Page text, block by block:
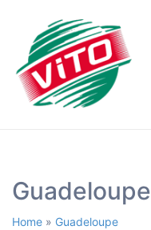
Guadeloupe
Home » Guadeloupe